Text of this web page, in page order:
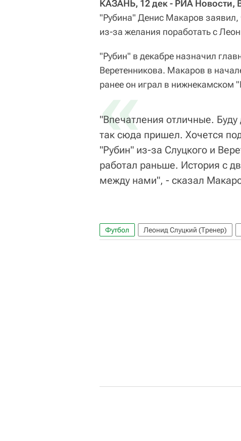
КАЗАНЬ, 12 дек - РИА Новости,
"Рубина" Денис Макаров заявил,
из-за желания поработать с
"Рубин" в декабре назначил
Веретенникова. Макаров в
ранее он играл в нижнекамском
«
"Впечатления отличные.
так сюда пришел. Хочется
"Рубин" из-за Слуцкого и
работал раньше. История с
между нами", - сказал
Футбол Леонид Слуцкий (Тренер)